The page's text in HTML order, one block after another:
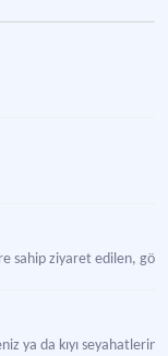
sahip ziyaret edilen,
ya da kıyı